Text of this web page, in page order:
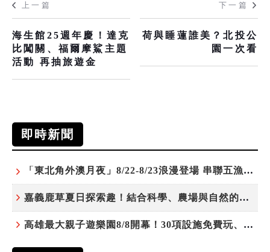
上一篇
海生館25週年慶！達克
比闖關、福爾摩鯊主題
活動 再抽旅遊金
下一篇
荷與睡蓮誰美？北投公
園一次看
即時新聞
「東北角外澳月夜」8/22-8/23浪漫登場 串聯五漁村、音樂、市集、火舞與慢旅共度夏夜
嘉義鹿草夏日探索趣！結合科學、農場與自然的親子小旅行
高雄最大親子遊樂園8/8開幕！30項設施免費玩、YOYO家族嗨翻暑假